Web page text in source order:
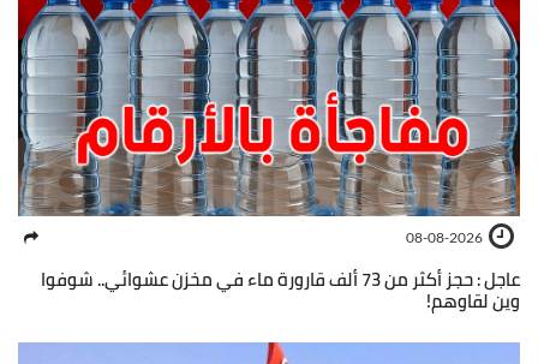
08-08-2026
عاجل : حجز أكثر من 73 ألف قارورة ماء في مخزن عشوائي.. شوفوا
وين لقاوهم!